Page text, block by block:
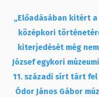
„Előadásában kitért
középkori
kiterjedését még
József egykori
11. századi sírt tárt
Ódor János Gábor